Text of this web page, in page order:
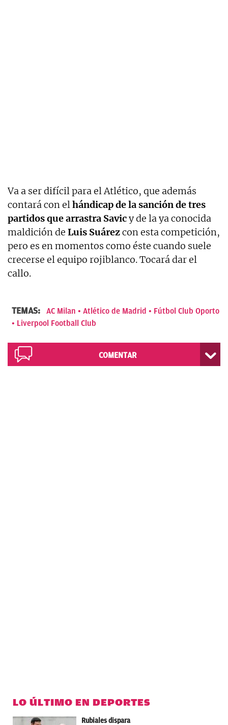
Va a ser difícil para el Atlético, que además
contará con elhándicap de la sanción de tres
partidos que arrastra Savicy de la ya conocida
maldición de Luis Suárezcon esta competición,
pero es en momentos como éste cuando suele
crecerse el equipo rojiblanco. Tocará dar el
callo.
TEMAS: AC Milan Atlético de Madrid
Fútbol Club Oporto
Liverpool Football Club
COMENTAR
LO ÚLTIMO EN DEPORTES
Rubiales dispara